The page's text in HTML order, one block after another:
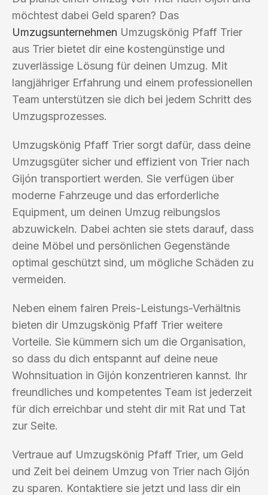
möchtest dabei Geld sparen? Das
Umzugsunternehmen Umzugskönig Pfaff Trier
aus Trier bietet dir eine kostengünstige und
zuverlässige Lösung für deinen Umzug. Mit
langjähriger Erfahrung und einem professionellen
Team unterstützen sie dich bei jedem Schritt des
Umzugsprozesses.
Umzugskönig Pfaff Trier sorgt dafür, dass deine
Umzugsgüter sicher und effizient von Trier nach
Gijón transportiert werden. Sie verfügen über
moderne Fahrzeuge und das erforderliche
Equipment, um deinen Umzug reibungslos
abzuwickeln. Dabei achten sie stets darauf, dass
deine Möbel und persönlichen Gegenstände
optimal geschützt sind, um mögliche Schäden zu
vermeiden.
Neben einem fairen Preis-Leistungs-Verhältnis
bieten dir Umzugskönig Pfaff Trier weitere
Vorteile. Sie kümmern sich um die Organisation,
so dass du dich entspannt auf deine neue
Wohnsituation in Gijón konzentrieren kannst. Ihr
freundliches und kompetentes Team ist jederzeit
für dich erreichbar und steht dir mit Rat und Tat
zur Seite.
Vertraue auf Umzugskönig Pfaff Trier, um Geld
und Zeit bei deinem Umzug von Trier nach Gijón
zu sparen. Kontaktiere sie jetzt und lass dir ein